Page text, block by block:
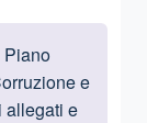
Piano
e
allegati e